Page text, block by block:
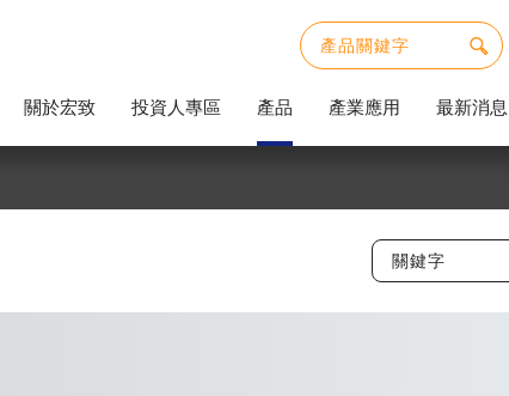
關於宏致 投資人專區 產品 產業應用 最新消息